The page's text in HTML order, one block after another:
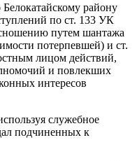
району
по ст. 133 УК
путем шантажа
потерпевшей) и ст.
лицом действий,
и повлекших
интересов
служебное
подчиненных к